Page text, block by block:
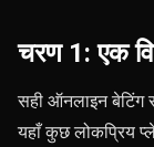
चरण 1: एक
सही ऑनलाइन बेटिंग
यहाँ कुछ लोकप्रिय